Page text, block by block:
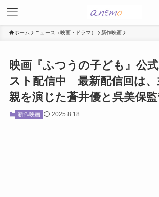
ホーム ニュース（映画・ドラマ） 新作映画
映画『ふつうの子ども』公
スト配信中 最新配信回は、
親を演じた蒼井優と呉美保
新作映画 2025.8.18